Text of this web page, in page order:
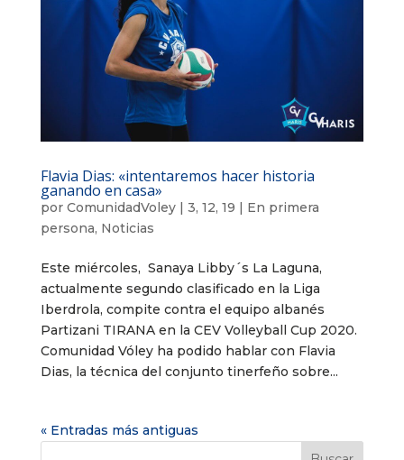
Flavia Dias: «intentaremos hacer historia
ganando en casa»
por ComunidadVoley| 3, 12, 19 | En primera
persona, Noticias
Este miércoles, Sanaya Libby´s La Laguna,
actualmente segundo clasificado en la Liga
Iberdrola, compite contra el equipo albanés
Partizani TIRANA en la CEV Volleyball Cup 2020.
Comunidad Vóley ha podido hablar con Flavia
Dias, la técnica del conjunto tinerfeño sobre...
« Entradas más antiguas